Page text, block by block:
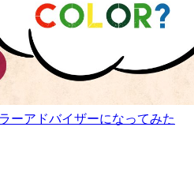
ーアドバイザーになってみた